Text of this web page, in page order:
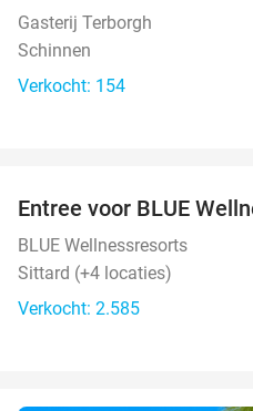
Gasterij Terborgh
Schinnen
Verkocht: 154
Entree voor BLUE
BLUE Wellnessresorts
Sittard (+4 locaties)
Verkocht: 2.585